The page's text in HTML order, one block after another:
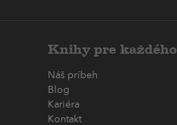
Knihy pre každého
Náš príbeh
Blog
Kariéra
Kontakt